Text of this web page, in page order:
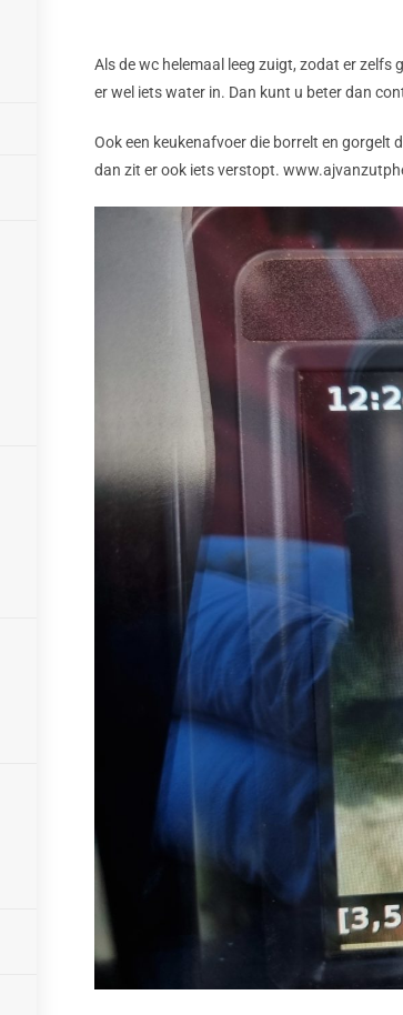
Als de wc helemaal leeg zuigt, zodat er
er wel iets water in. Dan kunt u beter dan
Ook een keukenafvoer die borrelt en gorgelt
dan zit er ook iets verstopt.